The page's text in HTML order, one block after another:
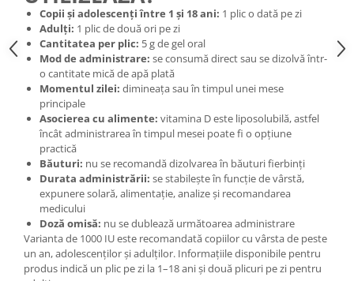
Copii și adolescenți între 1 și 18 ani: 1 plic o dată pe zi
Adulți: 1 plic de două ori pe zi
Cantitatea per plic: 5 g de gel oral
Mod de administrare: se consumă direct sau se dizolvă într-
o cantitate mică de apă plată
Momentul zilei: dimineața sau în timpul unei mese
principale
Asocierea cu alimente: vitamina D este liposolubilă, astfel
încât administrarea în timpul mesei poate fi o opțiune
practică
Băuturi: nu se recomandă dizolvarea în băuturi fierbinți
Durata administrării: se stabilește în funcție de vârstă,
expunere solară, alimentație, analize și recomandarea
medicului
Doză omisă: nu se dublează următoarea administrare
Varianta de 1000 IU este recomandată copiilor cu vârsta de peste
un an, adolescenților și adulților. Informațiile disponibile pentru
produs indică un plic pe zi la 1–18 ani și două plicuri pe zi pentru